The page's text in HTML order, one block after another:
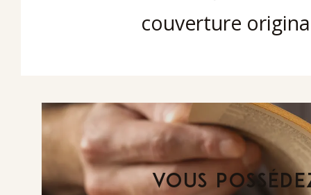
couverture
VOUS